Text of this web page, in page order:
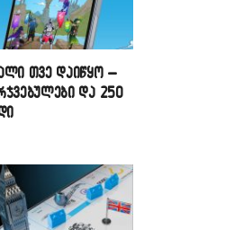
თვე დაიწყო –
და 250